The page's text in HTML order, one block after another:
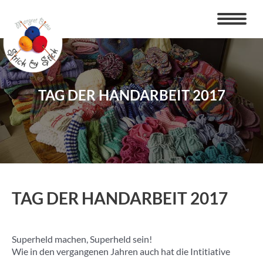
springen
TAG DER HANDARBEIT 2017
TAG DER HANDARBEIT 2017
Superheld machen, Superheld sein!
Wie in den vergangenen Jahren auch hat die Intitiative